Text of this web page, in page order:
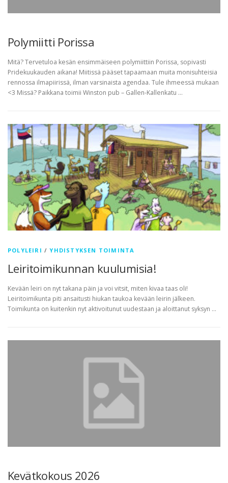
Polymiitti Porissa
Mitä? Tervetuloa kesän ensimmäiseen polymiittiin Porissa, sopivasti
Pridekuukauden aikana! Miitissä pääset tapaamaan muita monisuhteisia
rennossa ilmapiirissä, ilman varsinaista agendaa. Tule ihmeessä mukaan
<3 Missä? Paikkana toimii Winston pub – Gallen-Kallenkatu …
POLYLEIRI /YHDISTYKSEN TOIMINTA
Leiritoimikunnan kuulumisia!
Kevään leiri on nyt takana päin ja voi vitsit, miten kivaa taas oli!
Leiritoimikunta piti ansaitusti hiukan taukoa kevään leirin jälkeen.
Toimikunta on kuitenkin nyt aktivoitunut uudestaan ja aloittanut syksyn …
Kevätkokous 2026